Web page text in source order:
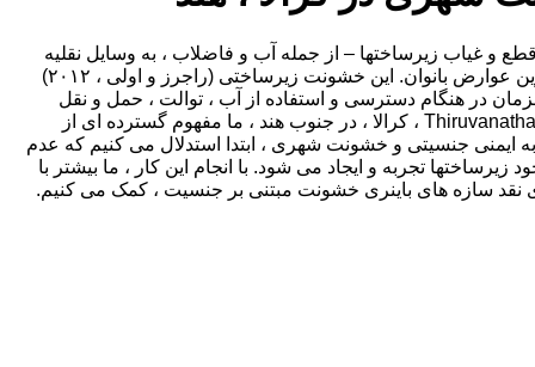
و غیاب زیرساختها – از جمله آب و فاضلاب ، به وسایل نقلیه
عمومی و توالت – حاشیه شکستگی و محلات کم درآمد از منابع ، حقوق و تحرک در داخل شهر و در زندگی روزمره ، تصویب برخی از بزرگترین عوارض بانوان. این خشونت زیرساختی (راجرز و اولی ، ۲۰۱۲)
در هنگام دسترسی و استفاده از آب ، توالت ، حمل و نقل
عمومی ، استفاده از انرژی و گردشگاهها با همه اشکال خشونت جسمی روبرو می شوند. با استفاده از کارهای میدانی تجربی در شهر Thiruvanathapuram ، کرالا ، در جنوب هند ، ما مفهوم گسترده ای از
ایمنی جنسیتی و خشونت شهری ، ابتدا استدلال می کنیم که عدم
تجربه و ایجاد می شود. با انجام این کار ، ما بیشتر با
سازه های باینری خشونت مبتنی بر جنسیت ، کمک می کنیم.